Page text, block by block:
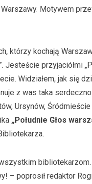
Motywem
którzy kochają
Jesteście przyjaciółmi
Widziałem, jak się
z was taka
Ursynów,
„Południe Głos
– poprosił redaktor